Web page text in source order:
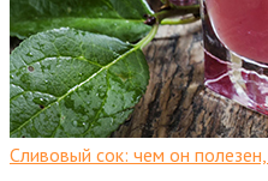
Сливовый сок: чем он